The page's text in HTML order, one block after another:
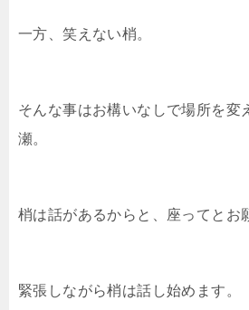
一方、笑えない梢。
そんな事はお構いなしで場所を変
瀬。
梢は話があるからと、座ってとお
緊張しながら梢は話し始めます。